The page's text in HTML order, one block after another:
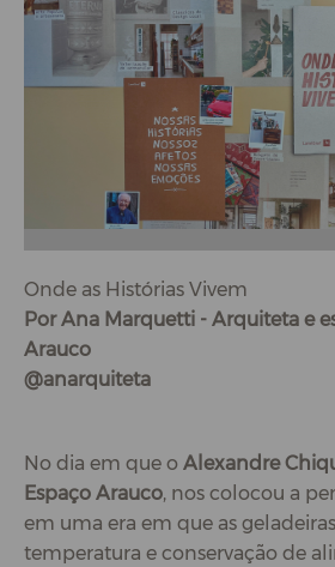
Onde as Histórias Vivem
Por Ana Marquetti - Arquiteta e
Arauco
@anarquiteta
No dia em que o Alexandre
Espaço Arauco, nos colocou a
em uma era em que as
temperatura e conservação de